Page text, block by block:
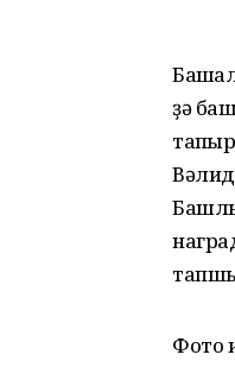
ҙә
Фото